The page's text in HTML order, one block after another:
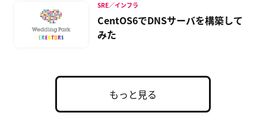
CentOS6でDNSサーバを構築して
みた
SRE／インフラ
もっと見る